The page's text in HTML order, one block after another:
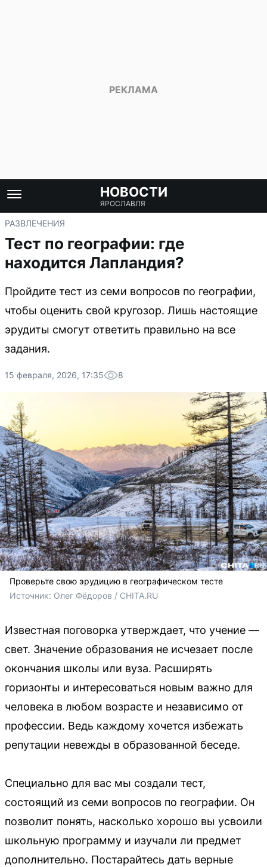
НОВОСТИ
ЯРОСЛАВЛЯ
РАЗВЛЕЧЕНИЯ
Тест по географии: где
находится Лапландия?
Пройдите тест из семи вопросов по географии,
чтобы оценить свой кругозор. Лишь настоящие
эрудиты смогут ответить правильно на все
задания.
15 февраля, 2026, 17:35 8
Проверьте свою эрудицию в географическом тесте
Источник: Олег Фёдоров / CHITA.RU
Известная поговорка утверждает, что учение —
свет. Значение образования не исчезает после
окончания школы или вуза. Расширять
горизонты и интересоваться новым важно для
человека в любом возрасте и независимо от
профессии. Ведь каждому хочется избежать
репутации невежды в образованной беседе.
Специально для вас мы создали тест,
состоящий из семи вопросов по географии. Он
позволит понять, насколько хорошо вы усвоили
школьную программу и изучали ли предмет
дополнительно. Постарайтесь дать верные